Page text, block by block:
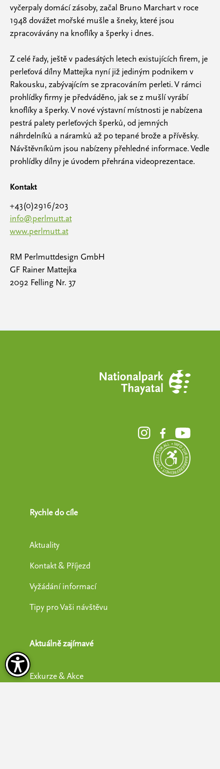
vyčerpaly domácí zásoby, začal Bruno Marchart v roce
1948 dovážet mořské mušle a šneky, které jsou
zpracovávány na knoflíky a šperky i dnes.
Z celé řady, ještě v padesátých letech existujících firem, je
perleťová dílny Mattejka nyní již jediným podnikem v
Rakousku, zabývajícím se zpracováním perleti. V rámci
prohlídky firmy je předváděno, jak se z mušlí vyrábí
knoflíky a šperky. V nové výstavní místnosti je nabízena
pestrá palety perleťových šperků, od jemných
náhrdelníků a náramků až po tepané brože a přívěsky.
Návštěvníkům jsou nabízeny přehledné informace. Vedle
prohlídky dílny je úvodem přehrána videoprezentace.
Kontakt
+43(0)2916/203
info@perlmutt.at
www.perlmutt.at
RM Perlmuttdesign GmbH
GF Rainer Mattejka
2092 Felling Nr. 37
Rychle do cíle
Aktuality
Kontakt & Příjezd
Vyžádání informací
Tipy pro Vaši návštěvu
Aktuálně zajímavé
Exkurze & Akce